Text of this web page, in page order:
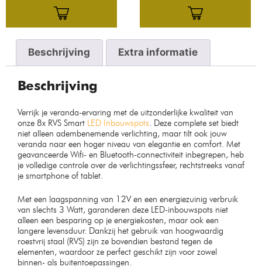
Beschrijving Extra informatie
Beschrijving
Verrijk je veranda-ervaring met de uitzonderlijke kwaliteit van
onze 8x RVS Smart LED Inbouwspots. Deze complete set biedt
niet alleen adembenemende verlichting, maar tilt ook jouw
veranda naar een hoger niveau van elegantie en comfort. Met
geavanceerde Wifi- en Bluetooth-connectiviteit inbegrepen, heb
je volledige controle over de verlichtingssfeer, rechtstreeks vanaf
je smartphone of tablet.
Met een laagspanning van 12V en een energiezuinig verbruik
van slechts 3 Watt, garanderen deze LED-inbouwspots niet
alleen een besparing op je energiekosten, maar ook een
langere levensduur. Dankzij het gebruik van hoogwaardig
roestvrij staal (RVS) zijn ze bovendien bestand tegen de
elementen, waardoor ze perfect geschikt zijn voor zowel
binnen- als buitentoepassingen.